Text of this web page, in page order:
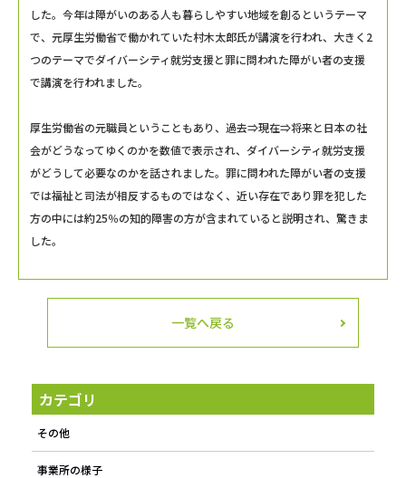
した。今年は障がいのある人も暮らしやすい地域を創るというテーマ
で、元厚生労働省で働かれていた村木太郎氏が講演を行われ、大きく2
つのテーマでダイバーシティ就労支援と罪に問われた障がい者の支援
で講演を行われました。
厚生労働省の元職員ということもあり、過去⇒現在⇒将来と日本の社
会がどうなってゆくのかを数値で表示され、ダイバーシティ就労支援
がどうして必要なのかを話されました。罪に問われた障がい者の支援
では福祉と司法が相反するものではなく、近い存在であり罪を犯した
方の中には約25％の知的障害の方が含まれていると説明され、驚きま
した。
一覧へ戻る
カテゴリ
その他
事業所の様子